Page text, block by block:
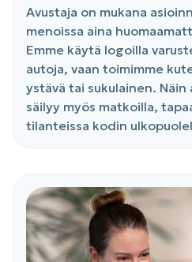
Avustaja on mukana
menoissa aina
Emme käytä logoilla
autoja, vaan toimimme
ystävä tai sukulainen.
säilyy myös matkoilla,
tilanteissa kodin